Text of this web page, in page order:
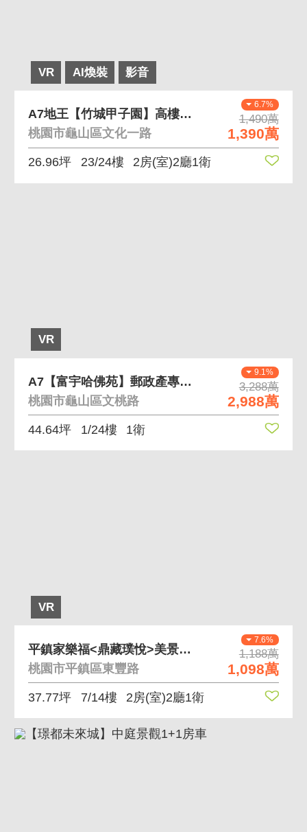
VR AI煥裝 影音
6.7%
1,490萬
1,390萬
A7地王【竹城甲子園】高樓精美裝潢2房
桃園市龜山區文化一路
26.96坪 23/24樓 2房(室)2廳1衛
VR
9.1%
3,288萬
2,988萬
A7【富宇哈佛苑】郵政產專區黃金面寬漂亮店面
桃園市龜山區文桃路
44.64坪 1/24樓 1衛
VR
7.6%
1,188萬
1,098萬
平鎮家樂福<鼎藏璞悅>美景精裝2房平車
桃園市平鎮區東豐路
37.77坪 7/14樓 2房(室)2廳1衛